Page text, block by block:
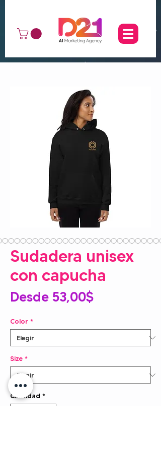
Sudadera unisex
con capucha
Desde 53,00$Precio
oferta
Color *
Size *
Cantidad *